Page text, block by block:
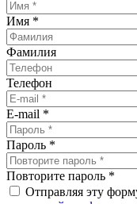
Имя *
Фамилия
Телефон
E-mail *
Пароль *
Повторите пароль *
Отправляя эту